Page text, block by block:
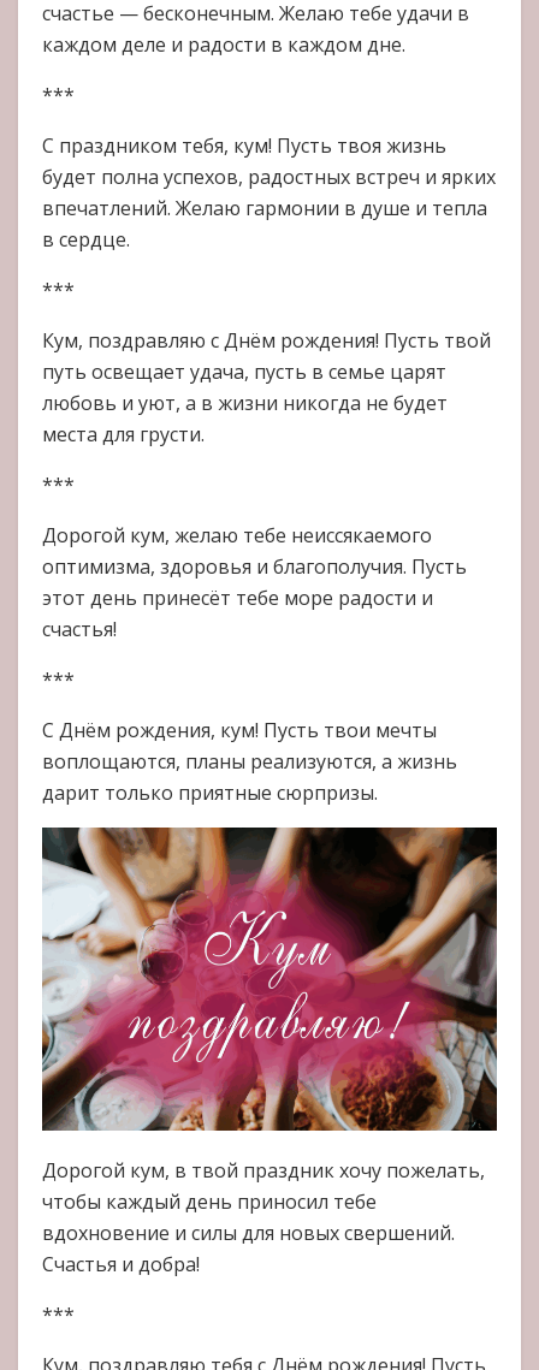
счастье — бесконечным. Желаю тебе удачи в
каждом деле и радости в каждом дне.
***
С праздником тебя, кум! Пусть твоя жизнь
будет полна успехов, радостных встреч и ярких
впечатлений. Желаю гармонии в душе и тепла
в сердце.
***
Кум, поздравляю с Днём рождения! Пусть твой
путь освещает удача, пусть в семье царят
любовь и уют, а в жизни никогда не будет
места для грусти.
***
Дорогой кум, желаю тебе неиссякаемого
оптимизма, здоровья и благополучия. Пусть
этот день принесёт тебе море радости и
счастья!
***
С Днём рождения, кум! Пусть твои мечты
воплощаются, планы реализуются, а жизнь
дарит только приятные сюрпризы.
Дорогой кум, в твой праздник хочу пожелать,
чтобы каждый день приносил тебе
вдохновение и силы для новых свершений.
Счастья и добра!
***